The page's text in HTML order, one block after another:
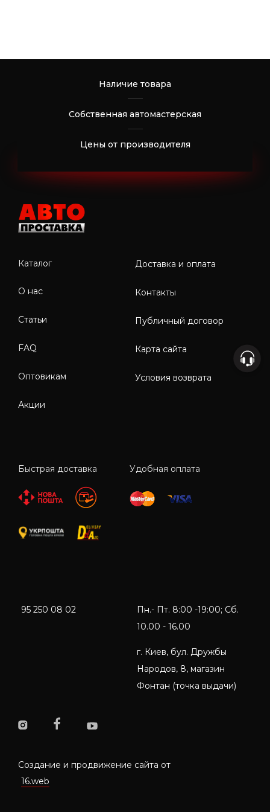
Наличие товара
Собственная автомастерская
Цены от производителя
Каталог
О нас
Статьи
FAQ
Оптовикам
Акции
Доставка и оплата
Контакты
Публичный договор
Карта сайта
Условия возврата
Быстрая доставка Удобная оплата
95 250 08 02
Пн.- Пт. 8:00 -19:00; Сб.
10.00 - 16.00
г. Киев, бул. Дружбы
Народов, 8, магазин
Фонтан (точка выдачи)
Создание и продвижение сайта от
16.web